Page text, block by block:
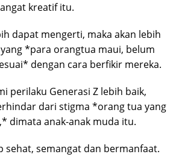
kreatif itu.
dapat mengerti, maka akan lebih
*para orangtua maui, belum
dengan cara berfikir mereka.
perilaku Generasi Z lebih baik,
dari stigma *orang tua yang
dimata anak-anak muda itu.
sehat, semangat dan bermanfaat.